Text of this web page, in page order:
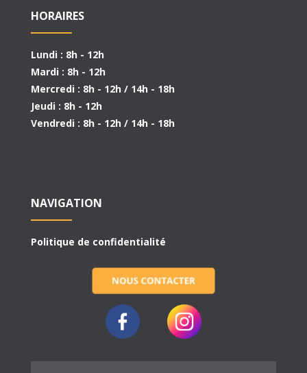
HORAIRES
Lundi : 8h - 12h
Mardi : 8h - 12h
Mercredi : 8h - 12h / 14h - 18h
Jeudi : 8h - 12h
Vendredi : 8h - 12h / 14h - 18h
NAVIGATION
Politique de confidentialité